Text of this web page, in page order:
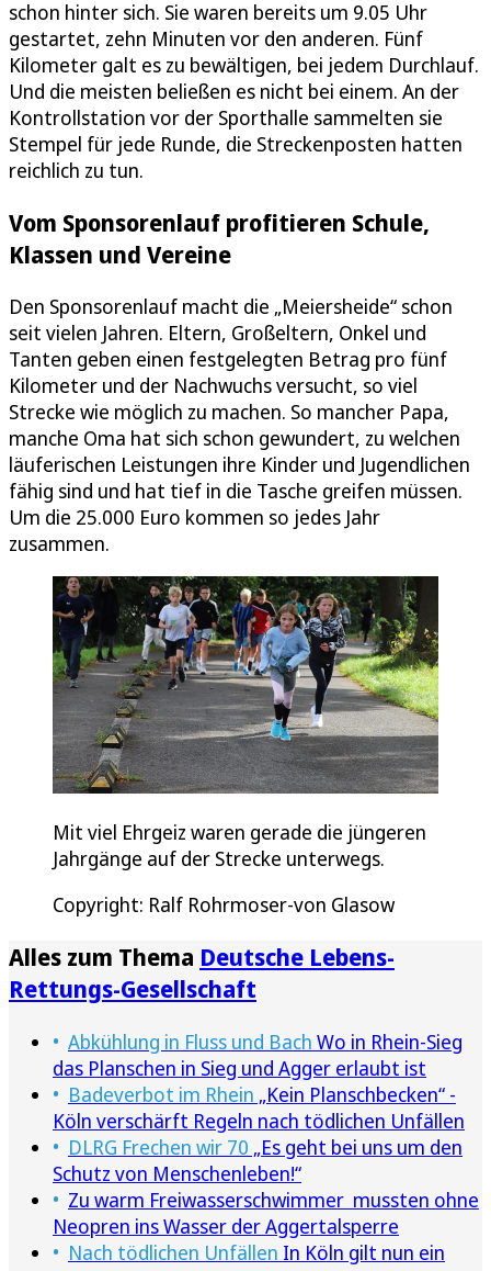
schon hinter sich. Sie waren bereits um 9.05 Uhr
gestartet, zehn Minuten vor den anderen. Fünf
Kilometer galt es zu bewältigen, bei jedem Durchlauf.
Und die meisten beließen es nicht bei einem. An der
Kontrollstation vor der Sporthalle sammelten sie
Stempel für jede Runde, die Streckenposten hatten
reichlich zu tun.
Vom Sponsorenlauf profitieren Schule,
Klassen und Vereine
Den Sponsorenlauf macht die „Meiersheide“ schon
seit vielen Jahren. Eltern, Großeltern, Onkel und
Tanten geben einen festgelegten Betrag pro fünf
Kilometer und der Nachwuchs versucht, so viel
Strecke wie möglich zu machen. So mancher Papa,
manche Oma hat sich schon gewundert, zu welchen
läuferischen Leistungen ihre Kinder und Jugendlichen
fähig sind und hat tief in die Tasche greifen müssen.
Um die 25.000 Euro kommen so jedes Jahr
zusammen.
Mit viel Ehrgeiz waren gerade die jüngeren
Jahrgänge auf der Strecke unterwegs.
Copyright: Ralf Rohrmoser-von Glasow
Alles zum Thema Deutsche Lebens-
Rettungs-Gesellschaft
Abkühlung in Fluss und Bach Wo in Rhein-Sieg
das Planschen in Sieg und Agger erlaubt ist
Badeverbot im Rhein „Kein Planschbecken“ -
Köln verschärft Regeln nach tödlichen Unfällen
DLRG Frechen wir 70 „Es geht bei uns um den
Schutz von Menschenleben!“
Zu warm Freiwasserschwimmer mussten ohne
Neopren ins Wasser der Aggertalsperre
Nach tödlichen Unfällen In Köln gilt nun ein